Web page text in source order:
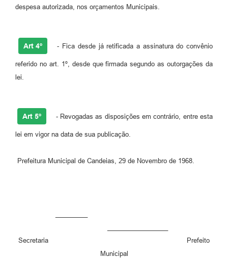
Prestação de Contas Secretaria de Educação
RELATÓRIO ESPORTE MUNICIPAL 2025
despesa autorizada, nos orçamentos Municipais.
Art 4º - Fica desde já retificada a assinatura do convênio
referido no art. 1º, desde que firmada segundo as outorgações da
lei.
Art 5º - Revogadas as disposições em contrário, entre esta
lei em vigor na data de sua publicação.
Prefeitura Municipal de Candeias, 29 de Novembro de 1968.
Secretaria Prefeito
Municipal